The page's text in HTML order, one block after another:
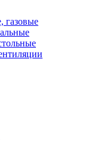
газовые